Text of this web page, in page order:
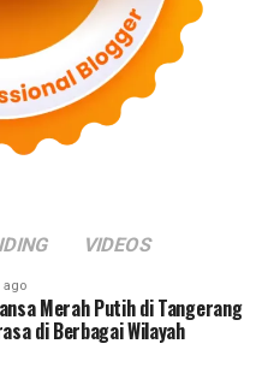
VIDEOS
ago
Merah Putih di Tangerang
di Berbagai Wilayah